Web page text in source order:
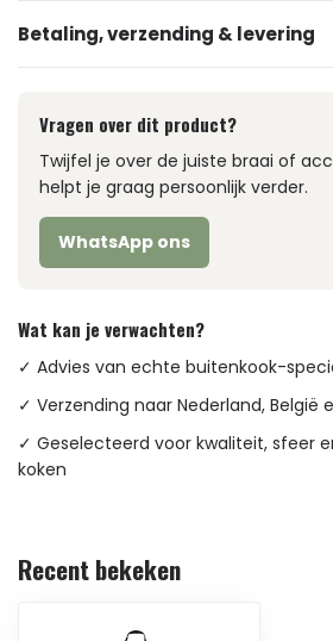
Betaling, verzending & levering
Vragen over dit product?
Twijfel je over de juiste braai of
helpt je graag persoonlijk verder.
WhatsApp ons
Wat kan je verwachten?
✓ Advies van echte buitenkook-
✓ Verzending naar Nederland, België
✓ Geselecteerd voor kwaliteit, sfeer
koken
Recent bekeken